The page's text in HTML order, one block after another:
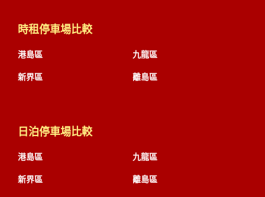
時租停車場比較
港島區 九龍區
新界區 離島區
日泊停車場比較
港島區 九龍區
新界區 離島區